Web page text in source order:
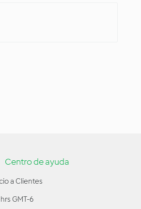
Centro de ayuda
a Clientes
GMT-6